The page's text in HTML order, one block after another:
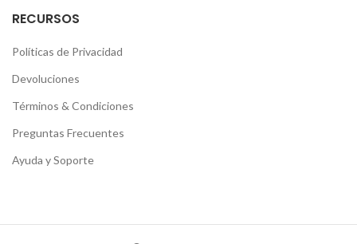
RECURSOS
Políticas de Privacidad
Devoluciones
Términos & Condiciones
Preguntas Frecuentes
Ayuda y Soporte